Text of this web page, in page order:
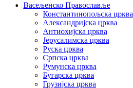
Васељенско Православље
Константинопољска црква
Александријска црква
Антиохијска црква
Јерусалимска црква
Руска црква
Српска црква
Румунска црква
Бугарска црква
Грузијска црква